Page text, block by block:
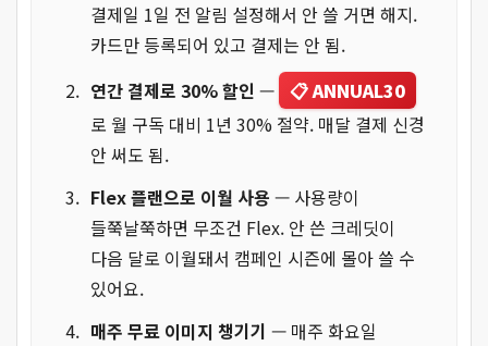
결제일 1일 전 알림 설정해서 안 쓸 거면 해지.
카드만 등록되어 있고 결제는 안 됨.
연간 결제로 30% 할인 — 📋 ANNUAL30
로 월 구독 대비 1년 30% 절약. 매달 결제 신경
안 써도 됨.
Flex 플랜으로 이월 사용 — 사용량이
들쭉날쭉하면 무조건 Flex. 안 쓴 크레딧이
다음 달로 이월돼서 캠페인 시즌에 몰아 쓸 수
있어요.
매주 무료 이미지 챙기기 — 매주 화요일